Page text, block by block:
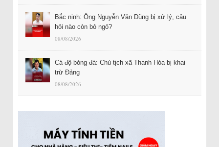
Bắc ninh: Ông Nguyễn Văn Dũng bị xử lý, câu
hỏi nào còn bỏ ngỏ?
08/08/2026
Cá độ bóng đá: Chủ tịch xã Thanh Hóa bị khai
trừ Đảng
08/08/2026